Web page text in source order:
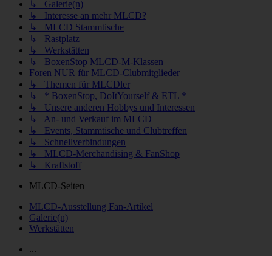
↳ Galerie(n)
↳ Interesse an mehr MLCD?
↳ MLCD Stammtische
↳ Rastplatz
↳ Werkstätten
↳ BoxenStop MLCD-M-Klassen
Foren NUR für MLCD-Clubmitglieder
↳ Themen für MLCDler
↳ * BoxenStop, DoItYourself & ETL *
↳ Unsere anderen Hobbys und Interessen
↳ An- und Verkauf im MLCD
↳ Events, Stammtische und Clubtreffen
↳ Schnellverbindungen
↳ MLCD-Merchandising & FanShop
↳ Kraftstoff
MLCD-Seiten
MLCD-Ausstellung Fan-Artikel
Galerie(n)
Werkstätten
...